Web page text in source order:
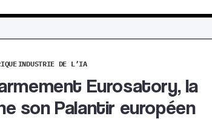
INDUSTRIE DE L’IA
Eurosatory, la
son Palantir européen